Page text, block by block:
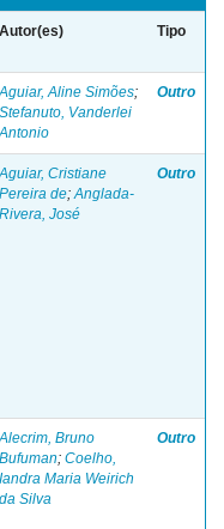
Autor(es) Tipo
Aguiar, Aline Simões;
Stefanuto, Vanderlei
Antonio
Outro
Aguiar, Cristiane
Pereira de; Anglada-
Rivera, José
Outro
Alecrim, Bruno
Bufuman; Coelho,
Iandra Maria Weirich
da Silva
Outro